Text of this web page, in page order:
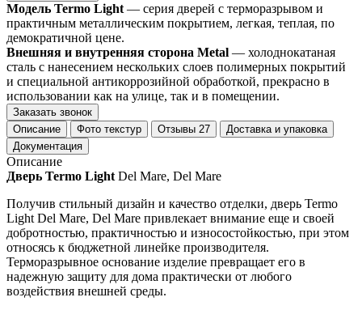
Модель Termo Light — серия дверей с терморазрывом и
практичным металлическим покрытием, легкая, теплая, по
демократичной цене.
Внешняя и внутренняя сторона Metal — холоднокатаная
сталь с нанесением нескольких слоев полимерных покрытий
и специальной антикоррозийной обработкой, прекрасно в
использовании как на улице, так и в помещении.
Заказать звонок
Описание
Фото текстур Отзывы 27
Доставка и упаковка
Документация
Описание
Дверь Termo Light Del Mare, Del Mare
Получив стильный дизайн и качество отделки, дверь Termo
Light Del Mare, Del Mare привлекает внимание еще и своей
добротностью, практичностью и износостойкостью, при этом
относясь к бюджетной линейке производителя.
Терморазрывное основание изделие превращает его в
надежную защиту для дома практически от любого
воздействия внешней среды.